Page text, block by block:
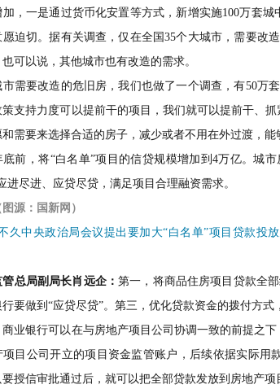
加，一是通过货币化安置等方式，新增实施100万套
愿迫切。据有关调查，仅在全国35个大城市，需要改
可以说，其他城市也有改造的需求。
市需要改造的危旧房，我们也做了一个调查，有50万
策支持力度可以提前干的项目，我们就可以提前干、抓
和需要来选择合适的房子，减少或者不用在外过渡，能
底前，将“白名单”项目的信贷规模增加到4万亿。城市
进尽进、应贷尽贷，满足项目合理融资需求。
源：国新网）
久中央政治局会议提出要加大“白名单”项目贷款投
管总局副局长肖远企：第一，将商品住房项目贷款全
要做到“应贷尽贷”。第三，优化贷款资金的拨付方式
商业银行可以在与房地产项目公司协调一致的前提之
项目公司开立的项目资金监管账户，后续依据实际
授信审批通过后，就可以把全部贷款发放到房地产项